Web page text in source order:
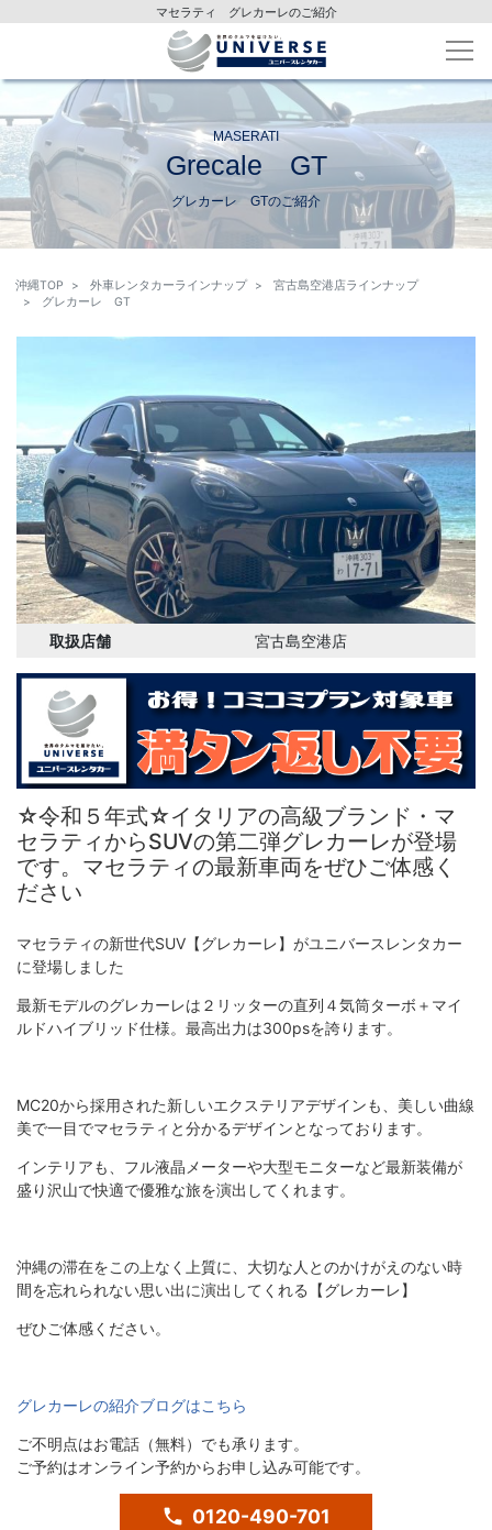
マセラティ グレカーレのご紹介
MASERATI
Grecale GT
グレカーレ GTのご紹介
沖縄TOP 外車レンタカーラインナップ
宮古島空港店ラインナップ
グレカーレ GT
取扱店舗 宮古島空港店
☆令和５年式☆イタリアの高級ブランド・マ
セラティからSUVの第二弾グレカーレが登場
です。マセラティの最新車両をぜひご体感く
ださい
マセラティの新世代SUV【グレカーレ】がユニバースレンタカー
に登場しました
最新モデルのグレカーレは２リッターの直列４気筒ターボ＋マイ
ルドハイブリッド仕様。最高出力は300psを誇ります。
MC20から採用された新しいエクステリアデザインも、美しい曲線
美で一目でマセラティと分かるデザインとなっております。
インテリアも、フル液晶メーターや大型モニターなど最新装備が
盛り沢山で快適で優雅な旅を演出してくれます。
沖縄の滞在をこの上なく上質に、大切な人とのかけがえのない時
間を忘れられない思い出に演出してくれる【グレカーレ】
ぜひご体感ください。
グレカーレの紹介ブログはこちら
ご不明点はお電話（無料）でも承ります。
ご予約はオンライン予約からお申し込み可能です。
phone 0120-490-701